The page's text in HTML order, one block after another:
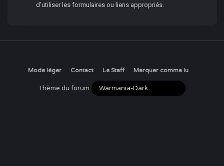
d’utiliser les formulaires ou liens appropriés.
Mode léger Contact Le Staff Marquer comme lu
Thème du forum